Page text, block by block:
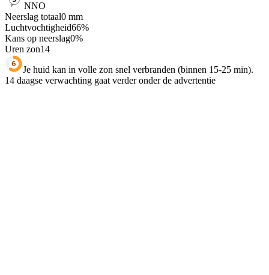
NNO
Neerslag totaal0 mm
Luchtvochtigheid66%
Kans op neerslag0%
Uren zon14
Je huid kan in volle zon snel verbranden (binnen 15-25 min).
14 daagse verwachting gaat verder onder de advertentie